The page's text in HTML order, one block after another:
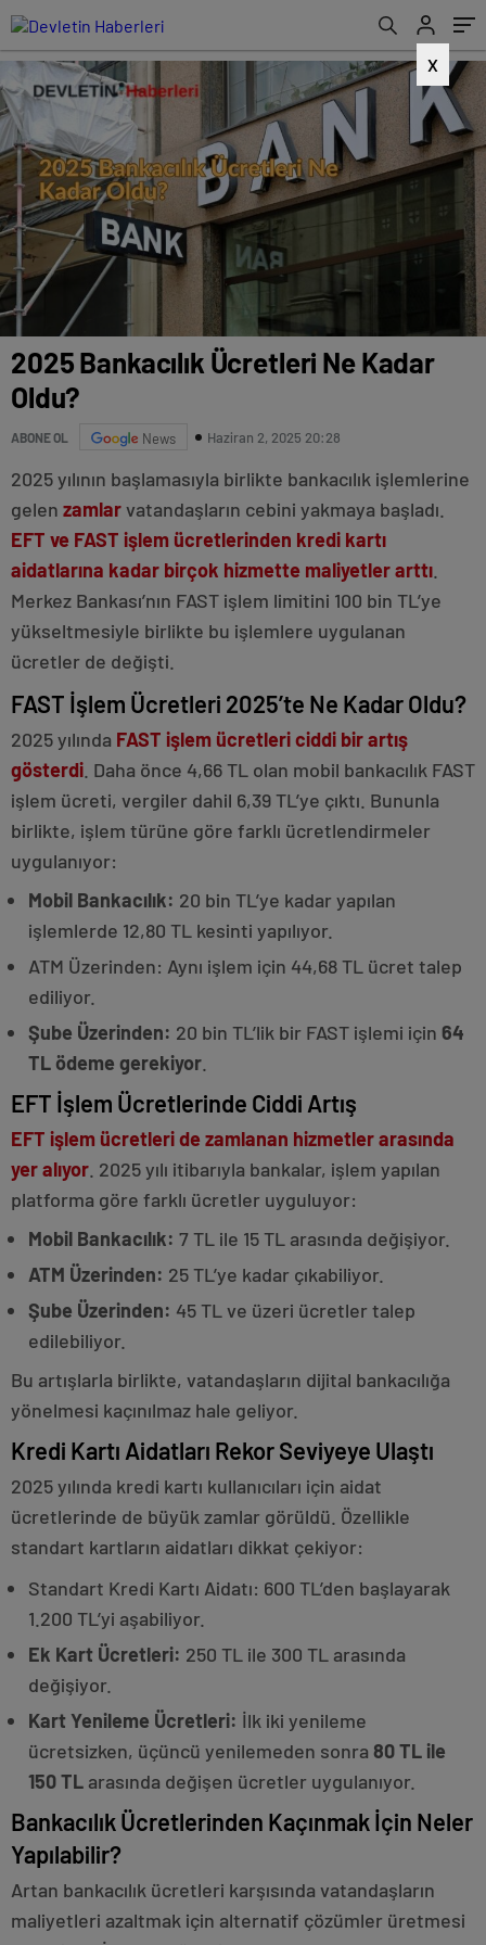
X
2025 Bankacılık Ücretleri Ne Kadar
Oldu?
ABONE OL News Haziran 2, 2025 20:28
2025 yılının başlamasıyla birlikte bankacılık işlemlerine
gelen zamlarvatandaşların cebini yakmaya başladı.
EFT ve FAST işlem ücretlerinden kredi kartı
aidatlarına kadar birçok hizmette maliyetler arttı
Merkez Bankası’nın FAST işlem limitini 100 bin TL’ye
yükseltmesiyle birlikte bu işlemlere uygulanan
ücretler de değişti.
Ankara
genç
escort
Etimesgut
escort
Çankaya
günlük
escort
FAST İşlem Ücretleri 2025’te Ne Kadar Oldu?
2025 yılında FAST işlem ücretleri ciddi bir artış
gösterdi . Daha önce 4,66 TL olan mobil bankacılık FAST
işlem ücreti, vergiler dahil 6,39 TL’ye çıktı. Bununla
birlikte, işlem türüne göre farklı ücretlendirmeler
uygulanıyor:
Mobil Bankacılık: 20 bin TL’ye kadar yapılan
işlemlerde 12,80 TL kesinti yapılıyor.
ATM Üzerinden: Aynı işlem için 44,68 TL ücret talep
ediliyor.
Şube Üzerinden: 20 bin TL’lik bir FAST işlemi için 64
TL ödeme gerekiyor
EFT İşlem Ücretlerinde Ciddi Artış
EFT işlem ücretleri de zamlanan hizmetler arasında
yer alıyor . 2025 yılı itibarıyla bankalar, işlem yapılan
platforma göre farklı ücretler uyguluyor:
Mobil Bankacılık: 7 TL ile 15 TL arasında değişiyor.
ATM Üzerinden: 25 TL’ye kadar çıkabiliyor.
Şube Üzerinden: 45 TL ve üzeri ücretler talep
edilebiliyor.
Bu artışlarla birlikte, vatandaşların dijital bankacılığa
yönelmesi kaçınılmaz hale geliyor.
Kredi Kartı Aidatları Rekor Seviyeye Ulaştı
2025 yılında kredi kartı kullanıcıları için aidat
ücretlerinde de büyük zamlar görüldü. Özellikle
standart kartların aidatları dikkat çekiyor:
Standart Kredi Kartı Aidatı: 600 TL’den başlayarak
1.200 TL’yi aşabiliyor.
Ek Kart Ücretleri: 250 TL ile 300 TL arasında
değişiyor.
Kart Yenileme Ücretleri: İlk iki yenileme
ücretsizken, üçüncü yenilemeden sonra 80 TL ile
150 TL arasında değişen ücretler uygulanıyor.
Bankacılık Ücretlerinden Kaçınmak İçin Neler
Yapılabilir?
Artan bankacılık ücretleri karşısında vatandaşların
maliyetleri azaltmak için alternatif çözümler üretmesi